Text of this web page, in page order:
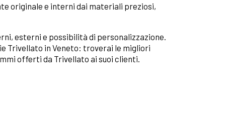
originale e interni dai materiali preziosi,
esterni e possibilità di personalizzazione.
Trivellato in Veneto: troverai le migliori
offerti da Trivellato ai suoi clienti.